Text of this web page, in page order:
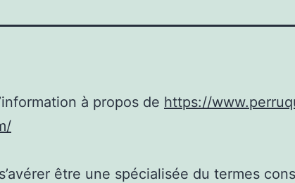
à propos de https://
être une spécialisée du termes